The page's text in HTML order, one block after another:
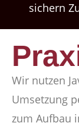
sichern
Wir nutzen
Umsetzung
zum Aufbau